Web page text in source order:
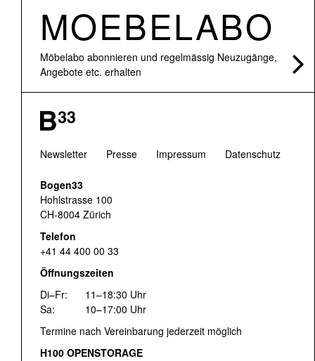
MOEBELABO
Möbelabo abonnieren und regelmässig Neuzugänge,
Angebote etc. erhalten
Newsletter Presse Impressum Datenschutz
Bogen33
Hohlstrasse 100
CH-8004 Zürich
Telefon
+41 44 400 00 33
Öffnungszeiten
Di–Fr:
11–18:30 Uhr
Sa:
10–17:00 Uhr
Termine nach Vereinbarung jederzeit möglich
H100 OPENSTORAGE